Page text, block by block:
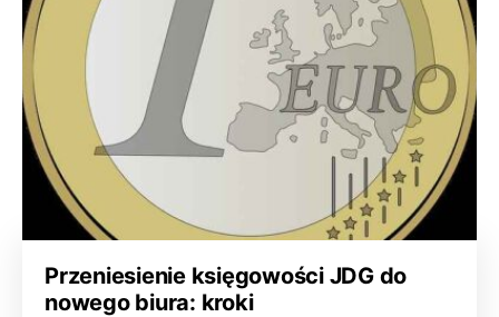
Przeniesienie księgowości JDG do
nowego biura: kroki